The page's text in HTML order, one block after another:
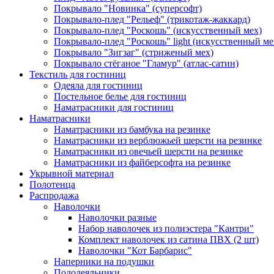
Покрывало "Новинка" (суперсофт)
Покрывало-плед "Рельеф" (трикотаж-жаккард)
Покрывало-плед "Роскошь" (искусственный мех)
Покрывало-плед "Роскошь" light (искусственный
Покрывало "Зигзаг" (стриженый мех)
Покрывало стёганое "Гламур" (атлас-сатин)
Текстиль для гостиниц
Одеяла для гостиниц
Постельное белье для гостиниц
Наматрасники для гостиниц
Наматрасники
Наматрасники из бамбука на резинке
Наматрасники из верблюжьей шерсти на резинке
Наматрасники из овечьей шерсти на резинке
Наматрасники из файберсофта на резинке
Укрывной материал
Полотенца
Распродажа
Наволочки
Наволочки разные
Набор наволочек из полиэстера "Кантри"
Комплект наволочек из сатина ПВХ (2 шт)
Наволочки "Кот Барбарис"
Наперники на подушки